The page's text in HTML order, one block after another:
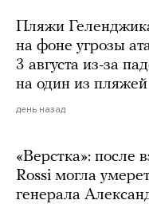
Пляжи
на фоне угрозы
3 августа из-за
на один из
день назад
«Верстка»: после
Rossi могла
генерала